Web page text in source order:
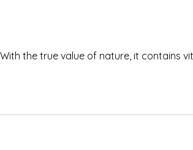
the true value of nature, it contains